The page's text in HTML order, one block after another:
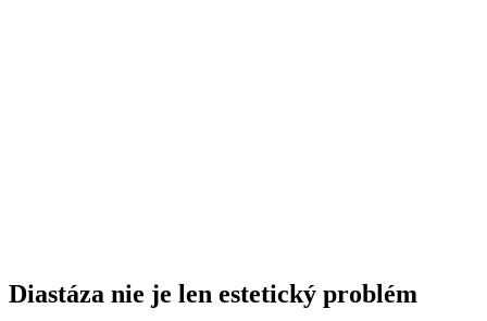
Diastáza nie je len estetický problém